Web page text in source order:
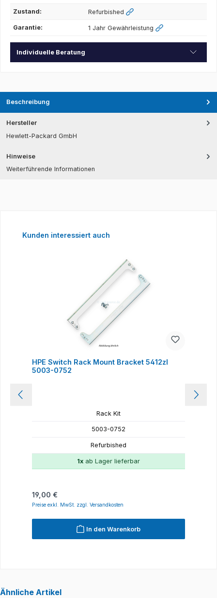
Zustand: Refurbished
Garantie: 1 Jahr Gewährleistung
Individuelle Beratung
Beschreibung
Hersteller
Hewlett-Packard GmbH
Hinweise
Weiterführende Informationen
Produktgalerie überspringen
Kunden interessiert auch
HPE Switch Rack Mount Bracket 5412zl
5003-0752
Rack Kit
5003-0752
Refurbished
1x ab Lager lieferbar
Regulärer Preis:
19,00 €
Preise exkl. MwSt. zzgl. Versandkosten
In den Warenkorb
Ähnliche Artikel